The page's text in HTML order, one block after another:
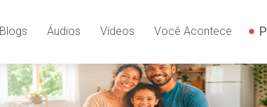
Blogs Áudios Vídeos Você Acontece